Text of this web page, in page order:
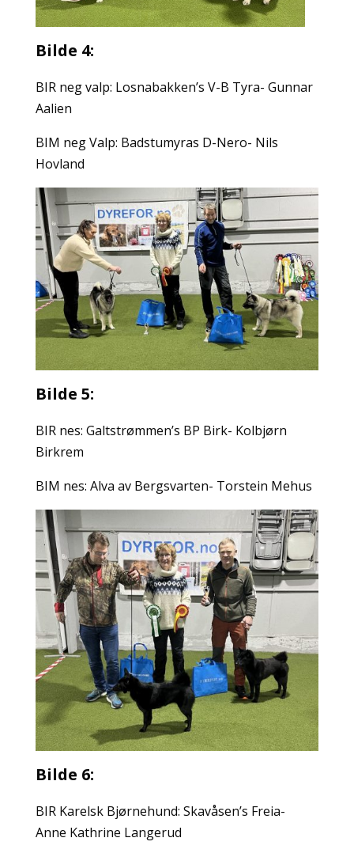
Bilde 4:
BIR neg valp: Losnabakken’s V-B Tyra- Gunnar
Aalien
BIM neg Valp: Badstumyras D-Nero- Nils
Hovland
Bilde 5:
BIR nes: Galtstrømmen’s BP Birk- Kolbjørn
Birkrem
BIM nes: Alva av Bergsvarten- Torstein Mehus
Bilde 6:
BIR Karelsk Bjørnehund: Skavåsen’s Freia-
Anne Kathrine Langerud